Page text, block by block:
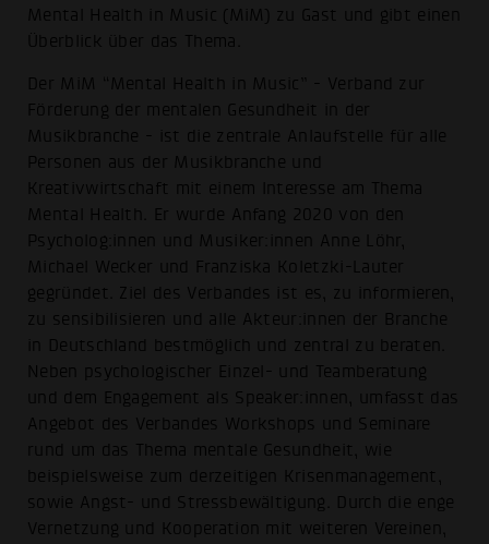
Mental Health in Music (MiM) zu Gast und gibt einen
Überblick über das Thema.
Der MiM “Mental Health in Music” - Verband zur
Förderung der mentalen Gesundheit in der
Musikbranche - ist die zentrale Anlaufstelle für alle
Personen aus der Musikbranche und
Kreativwirtschaft mit einem Interesse am Thema
Mental Health. Er wurde Anfang 2020 von den
Psycholog:innen und Musiker:innen Anne Löhr,
Michael Wecker und Franziska Koletzki-Lauter
gegründet. Ziel des Verbandes ist es, zu informieren,
zu sensibilisieren und alle Akteur:innen der Branche
in Deutschland bestmöglich und zentral zu beraten.
Neben psychologischer Einzel- und Teamberatung
und dem Engagement als Speaker:innen, umfasst das
Angebot des Verbandes Workshops und Seminare
rund um das Thema mentale Gesundheit, wie
beispielsweise zum derzeitigen Krisenmanagement,
sowie Angst- und Stressbewältigung. Durch die enge
Vernetzung und Kooperation mit weiteren Vereinen,